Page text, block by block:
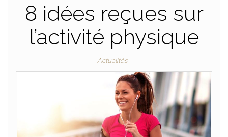
8 idées reçues sur
l’activité physique
Actualités